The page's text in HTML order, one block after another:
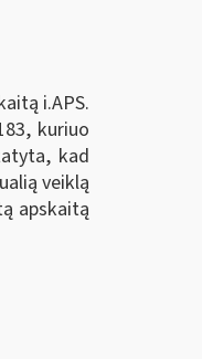
i.APS.
kuriuo
kad
veiklą
apskaitą